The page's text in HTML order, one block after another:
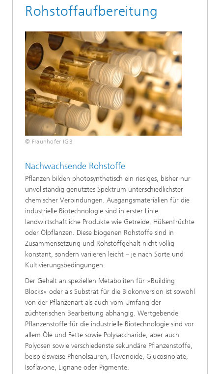
Rohstoffaufbereitung
© Fraunhofer IGB
Nachwachsende Rohstoffe
Pflanzen bilden photosynthetisch ein riesiges, bisher nur
unvollständig genutztes Spektrum unterschiedlichster
chemischer Verbindungen. Ausgangsmaterialien für die
industrielle Biotechnologie sind in erster Linie
landwirtschaftliche Produkte wie Getreide, Hülsenfrüchte
oder Ölpflanzen. Diese biogenen Rohstoffe sind in
Zusammensetzung und Rohstoffgehalt nicht völlig
konstant, sondern variieren leicht – je nach Sorte und
Kultivierungsbedingungen.
Der Gehalt an speziellen Metaboliten für »Building
Blocks« oder als Substrat für die Biokonversion ist sowohl
von der Pflanzenart als auch vom Umfang der
züchterischen Bearbeitung abhängig. Wertgebende
Pflanzenstoffe für die industrielle Biotechnologie sind vor
allem Öle und Fette sowie Polysaccharide, aber auch
Polyosen sowie verschiedenste sekundäre Pflanzenstoffe,
beispielsweise Phenolsäuren, Flavonoide, Glucosinolate,
Isoflavone, Lignane oder Pigmente.